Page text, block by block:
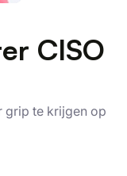
CISO
grip te krijgen op